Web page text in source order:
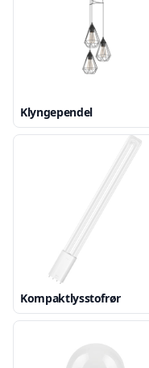
Klyngependel
Kompaktlysstofrør